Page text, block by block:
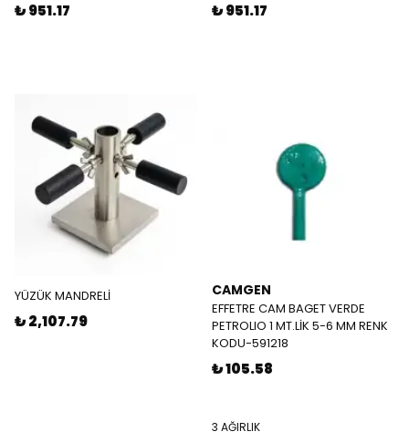
₺ 951.17 ₺ 951.17
YÜZÜK MANDRELİ
₺ 2,107.79
CAMGEN
EFFETRE CAM BAGET VERDE
PETROLIO 1 MT.LİK 5-6 MM RENK
KODU-591218
₺ 105.58
3 AĞIRLIK